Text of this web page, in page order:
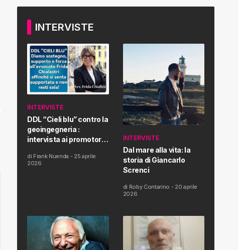
INTERVISTE
INTERVISTE
DDL “Cieli blu” contro la
geoingegneria :
intervista ai promotori
Proposta di Legge
di Frank Nuenda - 25 aprile
2026
INTERVISTE
Dal mare alla vita: la
storia di Giancarlo
Screnci
di Roby Contarino - 20 aprile
2026